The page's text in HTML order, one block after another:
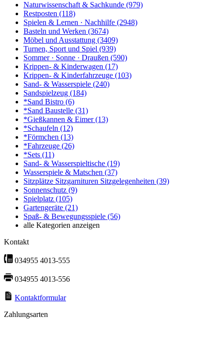
Naturwissenschaft & Sachkunde (979)
Restposten (118)
Spielen & Lernen · Nachhilfe (2948)
Basteln und Werken (3674)
Möbel und Ausstattung (3409)
Turnen, Sport und Spiel (939)
Sommer · Sonne · Draußen (590)
Krippen- & Kinderwagen (17)
Krippen- & Kinderfahrzeuge (103)
Sand- & Wasserspiele (240)
Sandspielzeug (184)
*Sand Bistro (6)
*Sand Baustelle (31)
*Gießkannen & Eimer(13)
*Schaufeln (12)
*Förmchen (13)
*Fahrzeuge (26)
*Sets (11)
Sand- & Wasserspieltische (19)
Wasserspiele & Matschen (37)
Sitzplätze Sitzgarnituren Sitzgelegenheiten (39)
Sonnenschutz (9)
Spielplatz (105)
Gartengeräte (21)
Spaß- & Bewegungsspiele (56)
alle Kategorien anzeigen
Kontakt
034955 4013-555
034955 4013-556
Kontaktformular
Zahlungsarten